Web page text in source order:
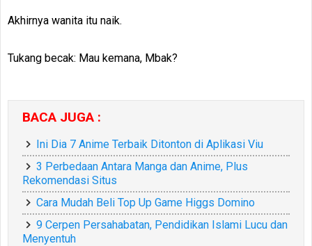
Akhirnya wanita itu naik.
Tukang becak: Mau kemana, Mbak?
BACA JUGA :
Ini Dia 7 Anime Terbaik Ditonton di Aplikasi Viu
3 Perbedaan Antara Manga dan Anime, Plus
Rekomendasi Situs
Cara Mudah Beli Top Up Game Higgs Domino
9 Cerpen Persahabatan, Pendidikan Islami Lucu dan
Menyentuh